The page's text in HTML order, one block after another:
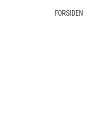
FORSIDEN